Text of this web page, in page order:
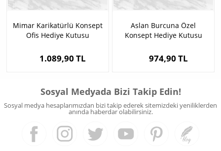
Mimar Karikatürlü Konsept
Ofis Hediye Kutusu
1.089,90 TL
Aslan Burcuna Özel
Konsept Hediye Kutusu
974,90 TL
Sosyal Medyada Bizi Takip Edin!
Sosyal medya hesaplarımızdan bizi takip ederek sitemizdeki yeniliklerden
anında haberdar olabilirsiniz.